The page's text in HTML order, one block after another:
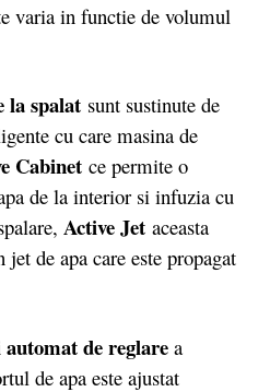
varia in functie de volumul
la spalat sunt sustinute de
cu care masina de
Cabinet ce permite o
de la interior si infuzia cu
Active Jet aceasta
jet de apa care este propagat
de reglare a
de apa este ajustat